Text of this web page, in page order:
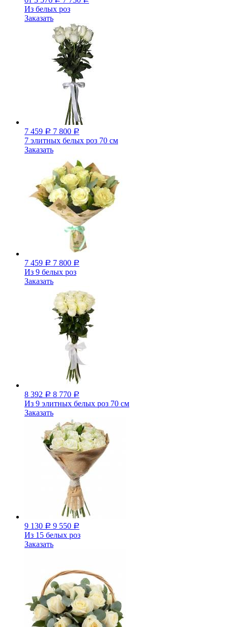
Из белых роз
Заказать
7 459 Р 7 800 Р
7 элитных белых роз 70 см
Заказать
7 459 Р 7 800 Р
Из 9 белых роз
Заказать
8 392 Р 8 770 Р
Из 9 элитных белых роз 70 см
Заказать
9 130 Р 9 550 Р
Из 15 белых роз
Заказать